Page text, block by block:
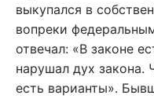
выкупался в
вопреки
отвечал: «В законе
нарушал дух закона.
есть варианты».